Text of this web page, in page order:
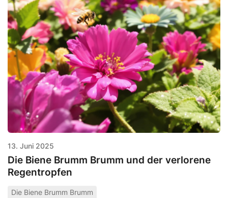
13. Juni 2025
Die Biene Brumm Brumm und der verlorene
Regentropfen
Die Biene Brumm Brumm